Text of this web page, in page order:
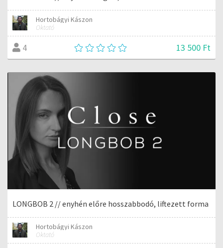
Hortobágyi Kászon
Oktató
4 13 500 Ft
LONGBOB 2 // enyhén előre hosszabbodó, liftezett forma
Hortobágyi Kászon
Oktató